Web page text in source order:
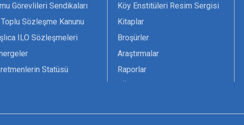
Görevlileri Sendikaları
Sözleşme Kanunu
ILO Sözleşmeleri
Statüsü
Formları
Köy Enstitüleri Resim Sergisi
Kitaplar
Broşürler
Araştırmalar
Raporlar
Pankartlar